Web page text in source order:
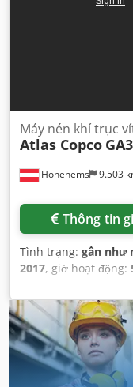
Hohenems 9.503
Máy nén khí trục
Atlas Copco
Thông tin
Tình trạng: gần như
2017, giờ hoạt động: